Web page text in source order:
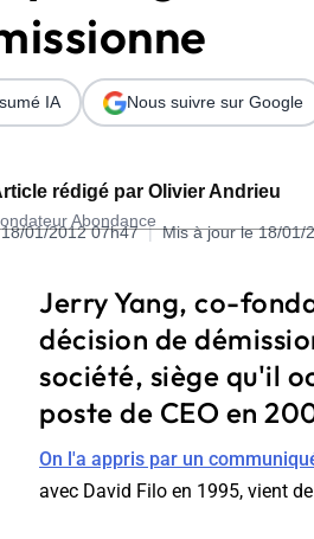
Télécharger l'Ebook
- Edition 2026
rédigé par Olivier Andrieu
Abondance
01/2012 07h47 | Mis à jour le 18/01/
IA Nous suivre sur Google
Jerry Yang, co-
décision de
société, siège qu'il
poste de CEO en
On l'a appris par un
avec David Filo en 1995, vient